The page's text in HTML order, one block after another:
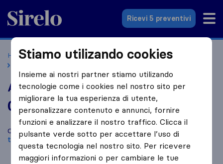
Sirelo.it
Ricevi 5 preventivi
Home Le 10 migliori aziende di traslochi in Italia
Ansaldi Trasporti - Traslochi
0,0 basato su 0
recensioni di Sirelo e Google
i
Confronta Ansaldi Trasporti - Traslochi con altreaziende di
traslochidiPiemonte
Stiamo utilizando cookies
Insieme ai nostri partner stiamo utilizando
tecnologie come i cookies nel nostro sito per
migliorare la tua esperienza di utente,
personalizzare contenuto e annunci, fornire
funzioni e analizzare il nostro traffico. Clicca il
pulsante verde sotto per accettare l’uso di
questa tecnologia nel nostro sito. Per ricevere
maggiori informazioni o per cambiare le tue